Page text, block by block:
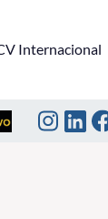
Internacional